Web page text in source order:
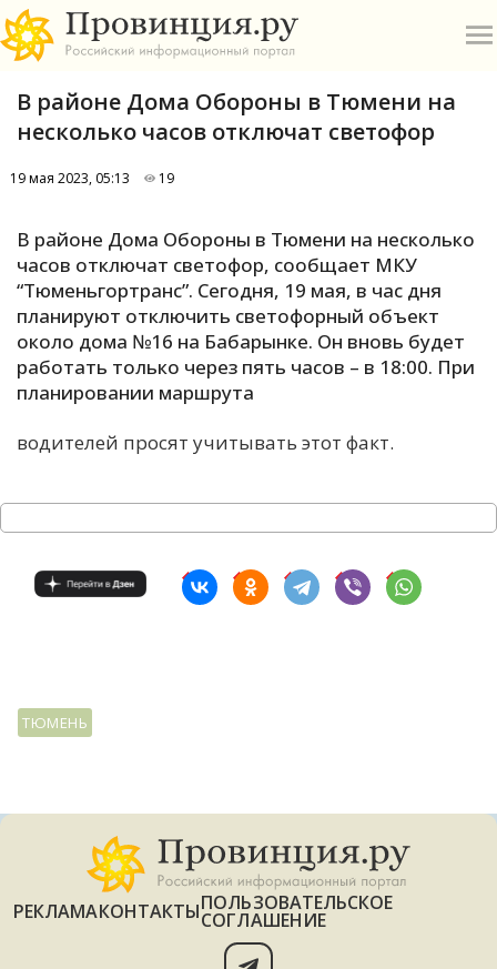
А
Б
М
Н
О
П
Р
С
Ч
В районе Дома Обороны в Тюмени на
несколько часов отключат светофор
19 мая 2023, 05:13 19
В районе Дома Обороны в Тюмени на несколько
часов отключат светофор, сообщает МКУ
“Тюменьгортранс”. Сегодня, 19 мая, в час дня
планируют отключить светофорный объект
около дома №16 на Бабарынке. Он вновь будет
работать только через пять часов – в 18:00. При
планировании маршрута
водителей просят учитывать этот факт.
ТЮМЕНЬ
РЕКЛАМАКОНТАКТЫПОЛЬЗОВАТЕЛЬСКОЕ
СОГЛАШЕНИЕ